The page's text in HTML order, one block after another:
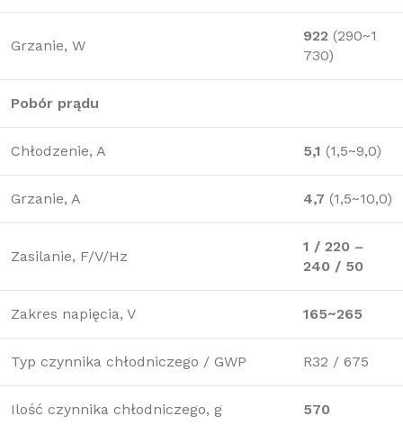
Grzanie, W
922 (290~1
730)
Pobór prądu
Chłodzenie, A 5,1 (1,5~9,0)
Grzanie, A 4,7 (1,5~10,0)
Zasilanie, F/V/Hz
1 / 220 –
240 / 50
Zakres napięcia, V 165~265
Typ czynnika chłodniczego / GWP R32 / 675
Ilość czynnika chłodniczego, g 570